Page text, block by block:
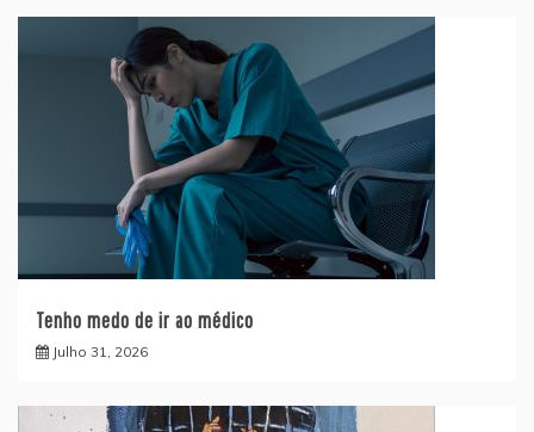
Tenho medo de ir ao médico
Julho 31, 2026